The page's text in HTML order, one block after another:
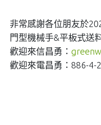
非常感謝各位朋友於
門型機械手&平板式送
歡迎來信昌勇：
歡迎來電昌勇：886-4-